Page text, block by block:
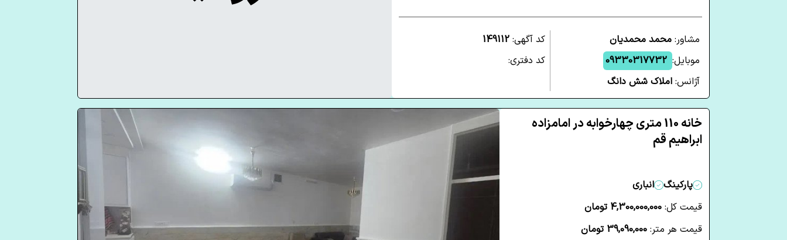
مشاور: محمد محمدیان
موبایل: 09330317732
آژانس: املاک شش دانگ
کد آگهی: 149112
کد دفتری:
خانه 110 متری چهارخوابه در امامزاده
ابراهیم قم
پارکینگ
انباری
قیمت کل: 4,300,000,000 تومان
قیمت هر متر: 39,090,000 تومان